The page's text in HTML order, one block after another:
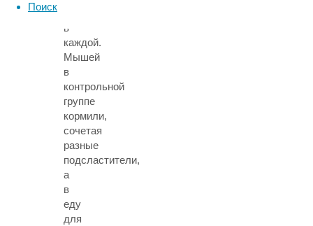
Поиск
в
каждой.
Мышей
в
контрольной
группе
кормили,
сочетая
разные
подсластители,
а
в
еду
для